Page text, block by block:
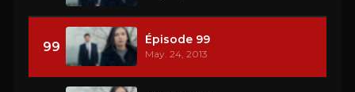
99 Épisode 99
May. 24, 2013